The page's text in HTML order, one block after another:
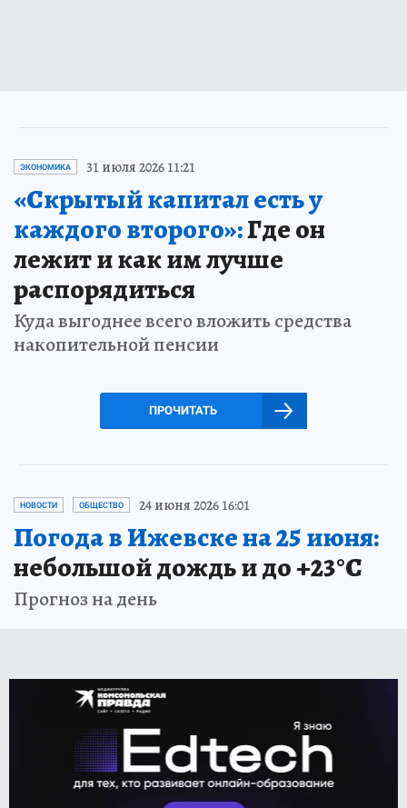
ЭКОНОМИКА 31 июля 2026 11:21
«Скрытый капитал есть у
каждого второго»:Где он
лежит и как им лучше
распорядиться
Куда выгоднее всего вложить средства
накопительной пенсии
ПРОЧИТАТЬ
НОВОСТИ ОБЩЕСТВО 24 июня 2026 16:01
Погода в Ижевске на 25 июня:
небольшой дождь и до +23°С
Прогноз на день